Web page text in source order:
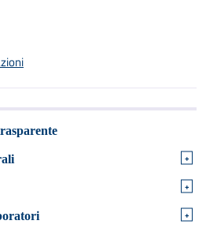
+
+
+